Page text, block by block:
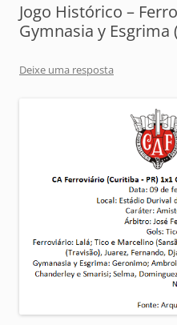
Jogo Histórico –
Gymnasia y Esgrima
Deixe uma resposta